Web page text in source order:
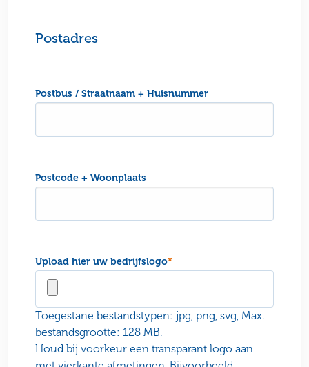
Postadres
Postbus / Straatnaam + Huisnummer
Postcode + Woonplaats
Upload hier uw bedrijfslogo*
Toegestane bestandstypen: jpg, png, svg, Max.
bestandsgrootte: 128 MB.
Houd bij voorkeur een transparant logo aan